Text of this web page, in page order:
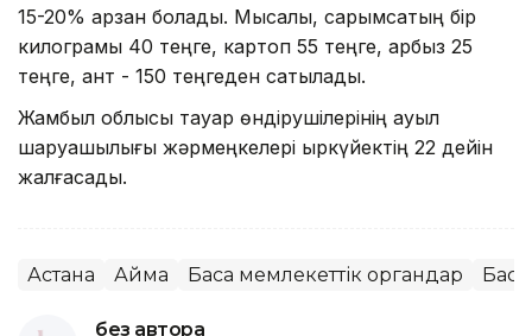
15-20% арзан болады. Мысалы, сарымсақтың бір
килограмы 40 теңге, картоп 55 теңге, қарбыз 25
теңге, қант - 150 теңгеден сатылады.
Жамбыл облысы тауар өндірушілерінің ауыл
шаруашылығы жәрмеңкелері қыркүйектің 22 дейін
жалғасады.
Астана Аймақ Басқа мемлекеттік органдар
без автора